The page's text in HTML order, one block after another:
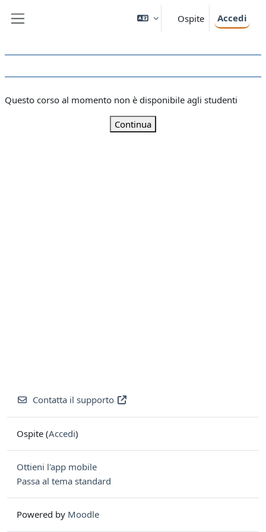
Ospite Accedi
Questo corso al momento non è disponibile agli studenti
Continua
Contatta il supporto
Ospite (Accedi)
Ottieni l'app mobile
Passa al tema standard
Powered by Moodle